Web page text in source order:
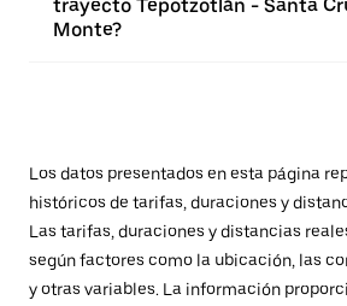
trayecto Tepotzotlán - Santa
Monte?
Los datos presentados en esta página
históricos de tarifas, duraciones y
Las tarifas, duraciones y distancias
según factores como la ubicación, las
y otras variables. La información